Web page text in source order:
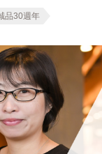
品30週年